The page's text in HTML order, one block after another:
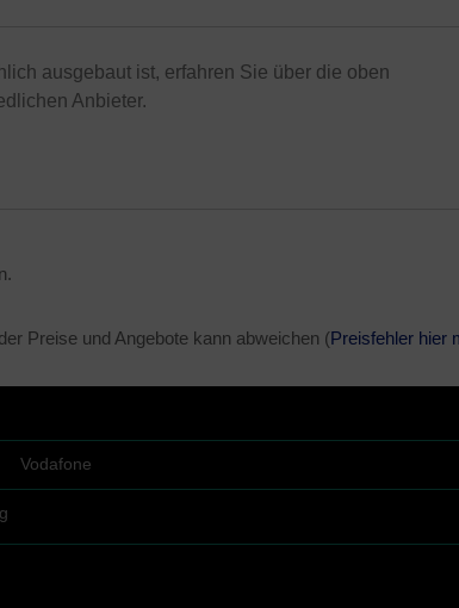
ausgebaut ist, erfahren Sie über die oben
Anbieter.
Preise und Angebote kann abweichen (Preisfehler hier
Vodafone